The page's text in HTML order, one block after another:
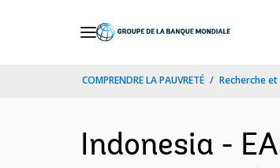
COMPRENDRE LA PAUVRETÉ Recherche
Indonesia -